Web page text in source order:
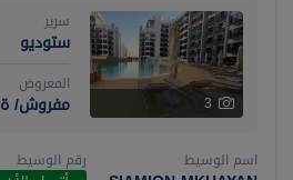
3
سرير
ستوديو
المعروض
مفروش/ ة
اسم الوسيط رقم الوسيط